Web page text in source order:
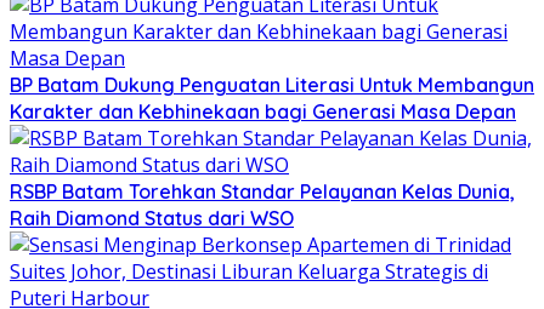
BP Batam Dukung Penguatan Literasi Untuk Membangun
Karakter dan Kebhinekaan bagi Generasi Masa Depan
RSBP Batam Torehkan Standar Pelayanan Kelas Dunia,
Raih Diamond Status dari WSO